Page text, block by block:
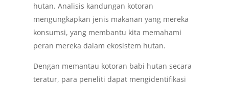
hutan. Analisis kandungan kotoran
mengungkapkan jenis makanan yang mereka
konsumsi, yang membantu kita memahami
peran mereka dalam ekosistem hutan.
Dengan memantau kotoran babi hutan secara
teratur, para peneliti dapat mengidentifikasi